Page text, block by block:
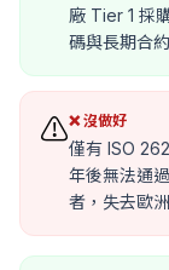
廠 Tier 1 採
碼與長期合約
⚠️❌ 沒做好
僅有 ISO
年後無法通
者，失去歐